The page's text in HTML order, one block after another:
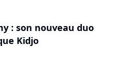
: son nouveau duo
Kidjo